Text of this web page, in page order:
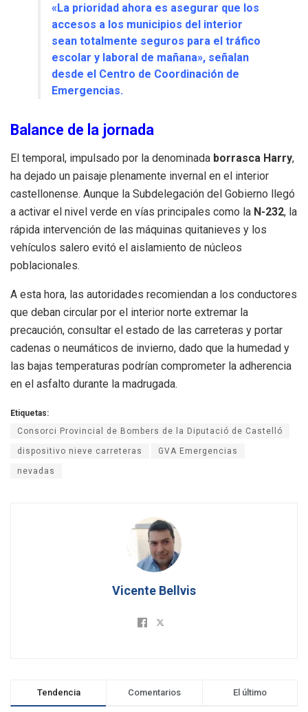
«La prioridad ahora es asegurar que los
accesos a los municipios del interior
sean totalmente seguros para el tráfico
escolar y laboral de mañana», señalan
desde el Centro de Coordinación de
Emergencias.
Balance de la jornada
El temporal, impulsado por la denominada borrasca Harry,
ha dejado un paisaje plenamente invernal en el interior
castellonense. Aunque la Subdelegación del Gobierno llegó
a activar el nivel verde en vías principales como la N-232, la
rápida intervención de las máquinas quitanieves y los
vehículos salero evitó el aislamiento de núcleos
poblacionales.
A esta hora, las autoridades recomiendan a los conductores
que deban circular por el interior norte extremar la
precaución, consultar el estado de las carreteras y portar
cadenas o neumáticos de invierno, dado que la humedad y
las bajas temperaturas podrían comprometer la adherencia
en el asfalto durante la madrugada.
Etiquetas:
Consorci Provincial de Bombers de la Diputació de Castelló
dispositivo nieve carreteras GVA Emergencias
nevadas
Vicente Bellvis
Tendencia Comentarios El último